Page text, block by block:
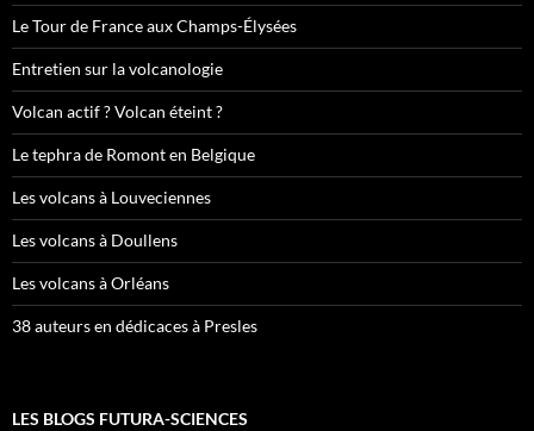
Le Tour de France aux Champs-Élysées
Entretien sur la volcanologie
Volcan actif ? Volcan éteint ?
Le tephra de Romont en Belgique
Les volcans à Louveciennes
Les volcans à Doullens
Les volcans à Orléans
38 auteurs en dédicaces à Presles
LES BLOGS FUTURA-SCIENCES